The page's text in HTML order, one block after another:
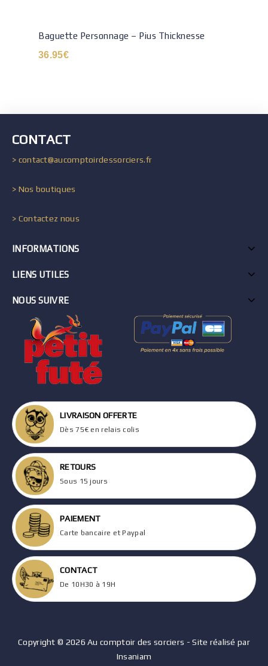
Baguette Personnage – Pius Thicknesse
36.95€
CONTACT
> contact@aucomptoirdessorciers.fr
> Nos boutiques
> Contactez nous
INFORMATIONS
LIENS UTILES
NOUS SUIVRE
LIVRAISON OFFERTE
Dès 75€ en relais colis
RETOURS
Sous 15 jours
PAIEMENT
Carte bancaire et Paypal
CONTACT
De 10H30 à 19H
Copyright © 2026 Au comptoir des sorciers - Site réalisé par
Insaniam